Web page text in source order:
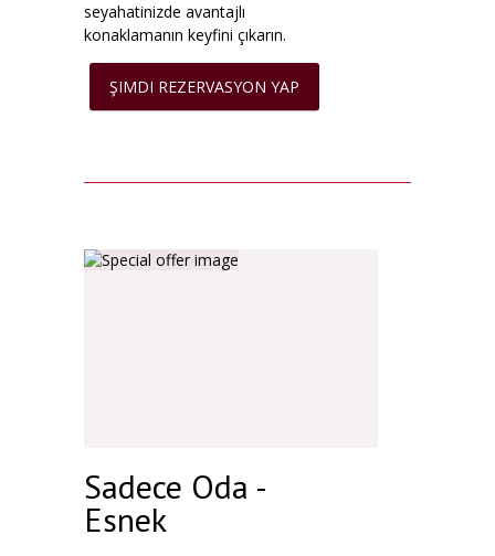
seyahatinizde avantajlı
konaklamanın keyfini çıkarın.
ŞIMDI REZERVASYON YAP
Sadece Oda -
Esnek